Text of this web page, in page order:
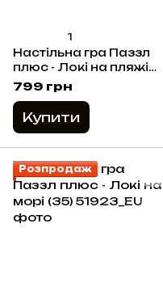
1
Настільна гра Паззл
плюс - Локі на пляжі
(12 шт)
799 грн
Купити
Розпродаж